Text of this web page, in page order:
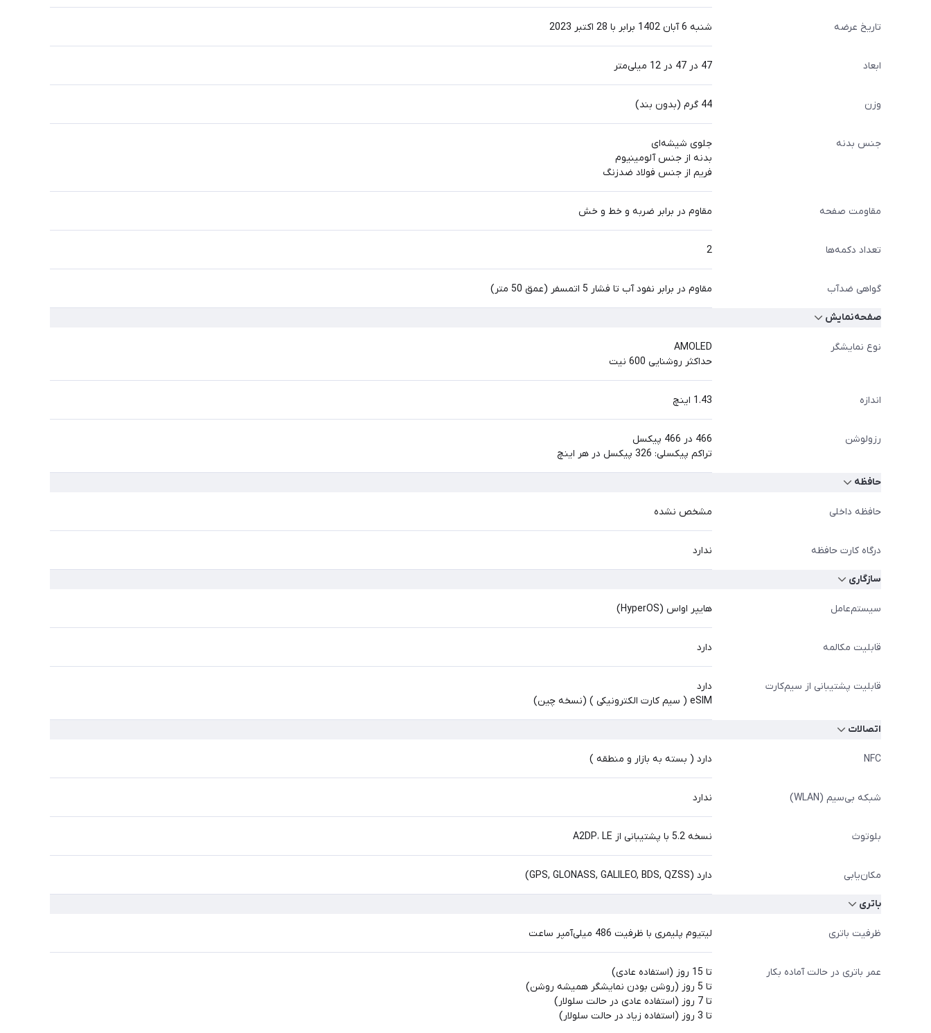
تاریخ عرضه شنبه 6 آبان 1402 برابر با 28 اکتبر 2023
ابعاد 47 در 47 در 12 میلی‌متر
وزن 44 گرم (بدون بند)
جنس بدنه
جلوی شیشه‌ای
بدنه از جنس آلومینیوم
فریم از جنس فولاد ضدزنگ
مقاومت صفحه مقاوم در برابر ضربه و خط و خش
تعداد دکمه‌ها 2
گواهی ضدآب مقاوم در برابر نفود آب تا فشار 5 اتمسفر (عمق 50 متر)
صفحه‌نمایش
نوع نمایشگر
AMOLED
حداکثر روشنایی 600 نیت
اندازه 1.43 اینچ
رزولوشن
466 در 466 پیکسل
تراکم پیکسلی: 326 پیکسل در هر اینچ
حافظه
حافظه داخلی مشخص نشده
درگاه کارت حافظه ندارد
سازگاری
سیستم‌عامل هایپر او‌اس (HyperOS)
قابلیت مکالمه دارد
قابلیت پشتیبانی از سیم‌کارت
دارد
eSIM ( سیم کارت الکترونیکی ) (نسخه چین)
اتصالات
NFC دارد ( بسته به بازار و منطقه )
شبکه بی‌سیم (WLAN) ندارد
بلوتوث نسخه 5.2 با پشتیبانی از A2DP، LE
مکان‌یابی دارد (GPS, GLONASS, GALILEO, BDS, QZSS)
باتری
ظرفیت باتری لیتیوم پلیمری با ظرفیت 486 میلی‌آمپر ساعت
عمر باتری در حالت آماده بکار
تا 15 روز (استفاده عادی)
تا 5 روز (روشن بودن نمایشگر همیشه روشن)
تا 7 روز (استفاده عادی در حالت سلولار)
تا 3 روز (استفاده زیاد در حالت سلولار)